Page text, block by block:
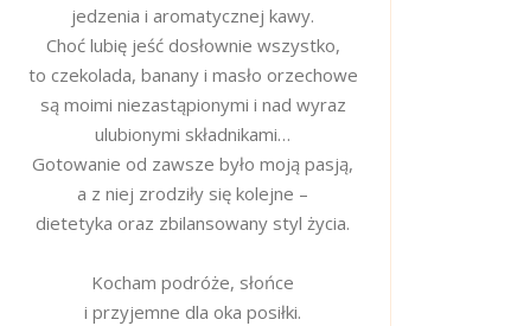
jedzenia i aromatycznej kawy.
Choć lubię jeść dosłownie wszystko,
to czekolada, banany i masło orzechowe
są moimi niezastąpionymi i nad wyraz
ulubionymi składnikami…
Gotowanie od zawsze było moją pasją,
a z niej zrodziły się kolejne –
dietetyka oraz zbilansowany styl życia.
Kocham podróże, słońce
i przyjemne dla oka posiłki.